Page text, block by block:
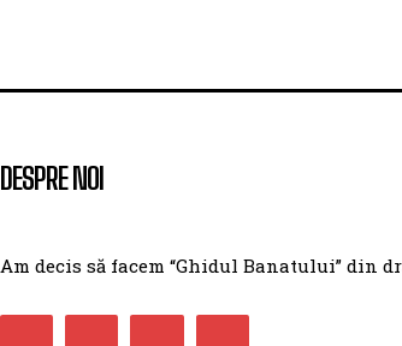
DESPRE NOI
Am decis să facem “Ghidul Banatului” din